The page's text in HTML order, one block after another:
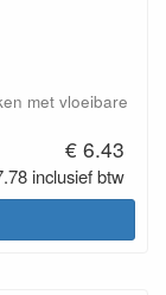
met vloeibare
€ 6.43
inclusief btw